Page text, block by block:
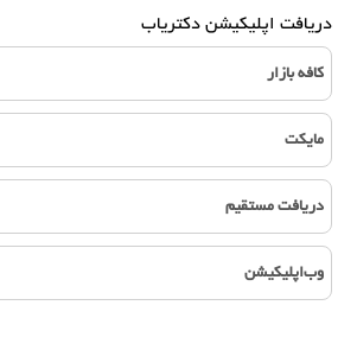
دریافت اپلیکیشن دکتریاب
کافه بازار
مایکت
دریافت مستقیم
وب‌اپلیکیشن